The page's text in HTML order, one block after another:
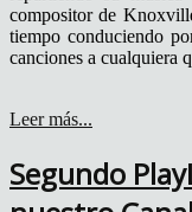
compositor de
tiempo conduciendo
canciones a cualquiera
Leer más...
Segundo